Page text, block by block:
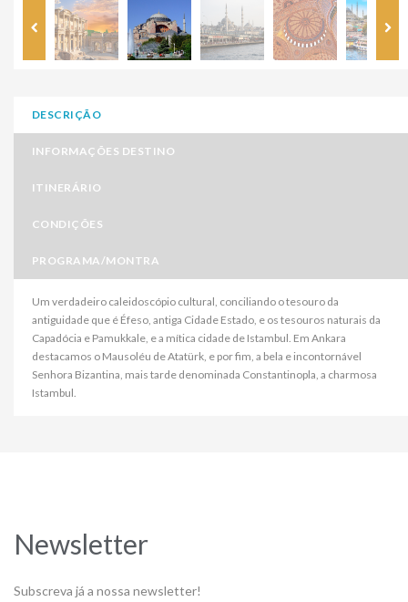
DESCRIÇÃO
INFORMAÇÕES DESTINO
ITINERÁRIO
CONDIÇÕES
PROGRAMA/MONTRA
Um verdadeiro caleidoscópio cultural, conciliando o tesouro da
antiguidade que é Éfeso, antiga Cidade Estado, e os tesouros naturais da
Capadócia e Pamukkale, e a mítica cidade de Istambul. Em Ankara
destacamos o Mausoléu de Atatürk, e por fim, a bela e incontornável
Senhora Bizantina, mais tarde denominada Constantinopla, a charmosa
Istambul.
Newsletter
Subscreva já a nossa newsletter!